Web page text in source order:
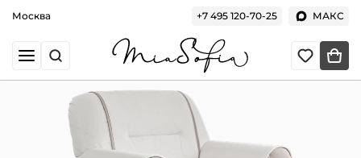
Москва +7 495 120-70-25 МАКС